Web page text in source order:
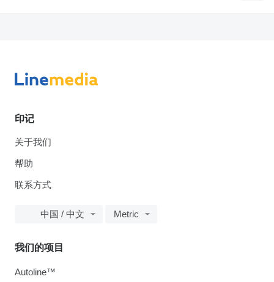
印记
关于我们
帮助
联系方式
中国 / 中文 Metric
我们的项目
Autoline™